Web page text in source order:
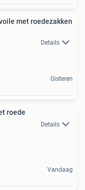
met roedezakken
Details
Gisteren
roede
Details
Vandaag